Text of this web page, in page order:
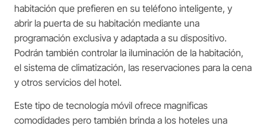
habitación que prefieren en su teléfono inteligente, y
abrir la puerta de su habitación mediante una
programación exclusiva y adaptada a su dispositivo.
Podrán también controlar la iluminación de la habitación,
el sistema de climatización, las reservaciones para la cena
y otros servicios del hotel.
Este tipo de tecnología móvil ofrece magnificas
comodidades pero también brinda a los hoteles una